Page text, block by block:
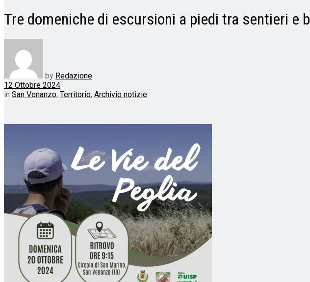
Tre domeniche di escursioni a piedi tra sentieri e
by Redazione
12 Ottobre 2024
in San Venanzo, Territorio, Archivio notizie